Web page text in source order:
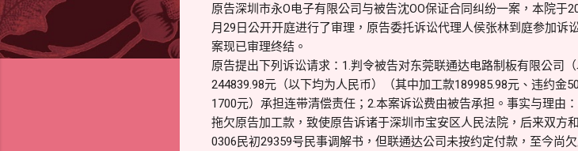
原告深圳市永O电子有限公司与被告沈OO保证合同纠纷一案，本院于
月29日公开开庭进行了审理，原告委托诉讼代理人侯张林到庭参加诉
案现已审理终结。
原告提出下列诉讼请求：1.判令被告对东莞联通达电路制板有限公司
244839.98元（以下均为人民币）（其中加工款189985.98元、违约金
1700元）承担连带清偿责任；2.本案诉讼费由被告承担。事实与理由
拖欠原告加工款，致使原告诉诸于深圳市宝安区人民法院，后来双方
0306民初29359号民事调解书，但联通达公司未按约定付款，至今尚